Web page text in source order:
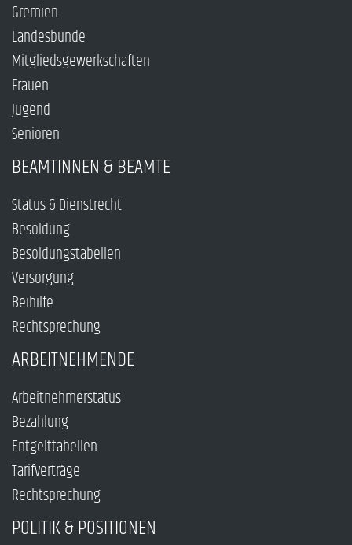
Gremien
Landesbünde
Mitgliedsgewerkschaften
Frauen
Jugend
Senioren
BEAMTINNEN & BEAMTE
Status & Dienstrecht
Besoldung
Besoldungstabellen
Versorgung
Beihilfe
Rechtsprechung
ARBEITNEHMENDE
Arbeitnehmerstatus
Bezahlung
Entgelttabellen
Tarifverträge
Rechtsprechung
POLITIK & POSITIONEN